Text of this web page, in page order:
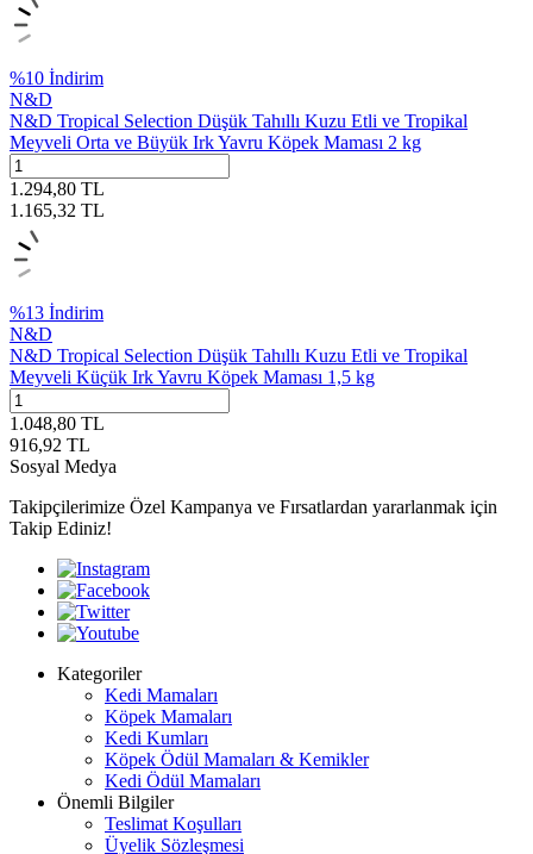
%10 İndirim
N&D
N&D Tropical Selection Düşük Tahıllı Kuzu Etli ve Tropikal
Meyveli Orta ve Büyük Irk Yavru Köpek Maması 2 kg
1.294,80 TL
1.165,32 TL
%13 İndirim
N&D
N&D Tropical Selection Düşük Tahıllı Kuzu Etli ve Tropikal
Meyveli Küçük Irk Yavru Köpek Maması 1,5 kg
1.048,80 TL
916,92 TL
Sosyal Medya
Takipçilerimize Özel Kampanya ve Fırsatlardan yararlanmak için
Takip Ediniz!
Kategoriler
Kedi Mamaları
Köpek Mamaları
Kedi Kumları
Köpek Ödül Mamaları & Kemikler
Kedi Ödül Mamaları
Önemli Bilgiler
Teslimat Koşulları
Üyelik Sözleşmesi